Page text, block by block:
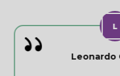
Carvalho